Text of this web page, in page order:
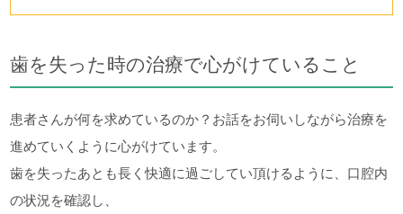
歯を失った時の治療で心がけていること
患者さんが何を求めているのか？お話をお伺いしながら治療を
進めていくように心がけています。
歯を失ったあとも長く快適に過ごしてい頂けるように、口腔内
の状況を確認し、